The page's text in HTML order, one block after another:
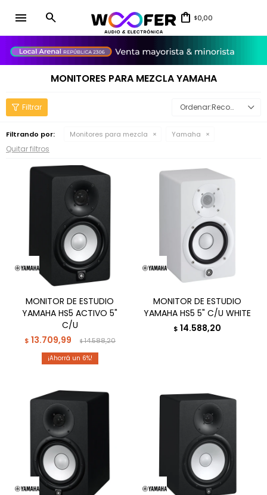
menu $0,00
MONITORES PARA MEZCLA YAMAHA
Recomendados
Filtrando por: Monitores para mezcla Yamaha
Quitar filtros
MONITOR DE ESTUDIO
YAMAHA HS5 ACTIVO 5"
C/U
$ 13.709,99 $14.588,20
6
MONITOR DE ESTUDIO
YAMAHA HS5 5" C/U WHITE
$ 14.588,20
close